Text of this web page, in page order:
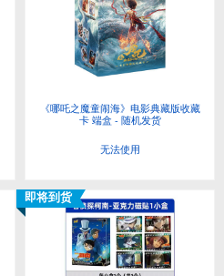
《哪吒之魔童闹海》电影典藏版收藏
卡 端盒 - 随机发货
无法使用
即将到货